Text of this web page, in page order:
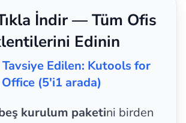
İndir — Tüm Ofis
Edinin
Edilen: Kutools for
Office (5'i1 arada)
kurulum paketini birden